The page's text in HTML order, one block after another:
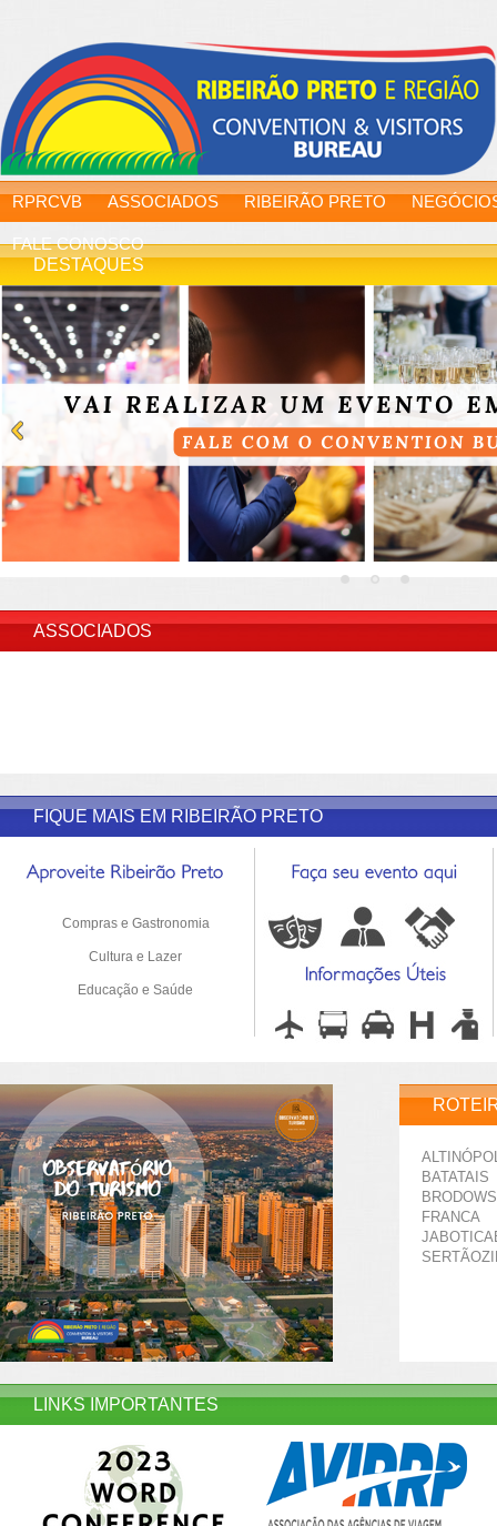
RPRCVB ASSOCIADOS RIBEIRÃO PRETO
FALE CONOSCO
DESTAQUES
ASSOCIADOS
FIQUE MAIS EM RIBEIRÃO PRETO
Compras e Gastronomia
Cultura e Lazer
Educação e Saúde
BATATAIS
FRANCA
LINKS IMPORTANTES